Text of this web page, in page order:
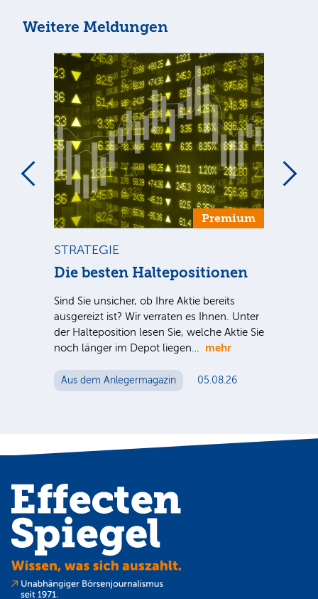
Weitere Meldungen
Premium
STRATEGIE
Die besten Haltepositionen
Sind Sie unsicher, ob Ihre Aktie bereits
ausgereizt ist? Wir verraten es Ihnen. Unter
der Halteposition lesen Sie, welche Aktie Sie
noch länger im Depot liegen… mehr
Aus dem Anlegermagazin 05.08.26